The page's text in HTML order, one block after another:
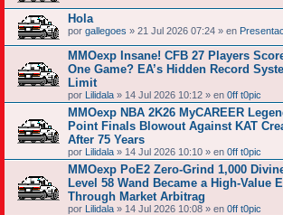
Hola
por gallegoes » 21 Jul 2026 07:24 » en
MMOexp Insane! CFB 27 Players
One Game? EA’s Hidden Record
Limit
por Lilidala » 14 Jul 2026 10:12 » en 0ff t0pic
MMOexp NBA 2K26 MyCAREER
Point Finals Blowout Against KAT
After 75 Years
por Lilidala » 14 Jul 2026 10:10 » en 0ff t0pic
MMOexp PoE2 Zero-Grind 1,000
Level 58 Wand Became a High-Value
Through Market Arbitrag
por Lilidala » 14 Jul 2026 10:08 » en 0ff t0pic